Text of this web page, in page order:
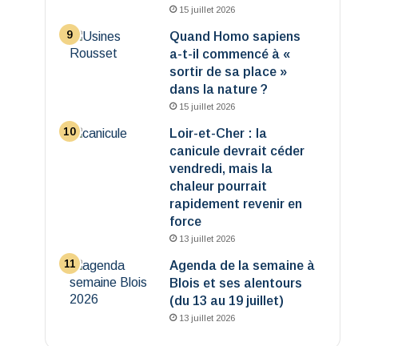
15 juillet 2026
Quand Homo sapiens
a-t-il commencé à «
sortir de sa place »
dans la nature ?
15 juillet 2026
Loir-et-Cher : la
canicule devrait céder
vendredi, mais la
chaleur pourrait
rapidement revenir en
force
13 juillet 2026
Agenda de la semaine à
Blois et ses alentours
(du 13 au 19 juillet)
13 juillet 2026